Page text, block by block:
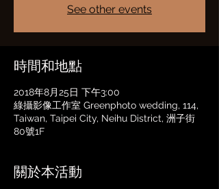
See other events
時間和地點
2018年8月25日 下午3:00
綠攝影像工作室 Greenphoto wedding, 114,
Taiwan, Taipei City, Neihu District, 洲子街
80號1F
關於本活動